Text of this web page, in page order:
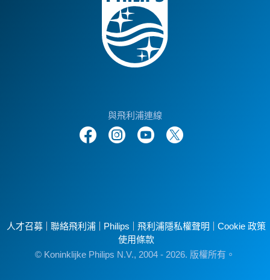
與飛利浦連線
人才召募 聯絡飛利浦 Philips 飛利浦隱私權聲明
Cookie 政策
使用條款
© Koninklijke Philips N.V., 2004 - 2026. 版權所有。